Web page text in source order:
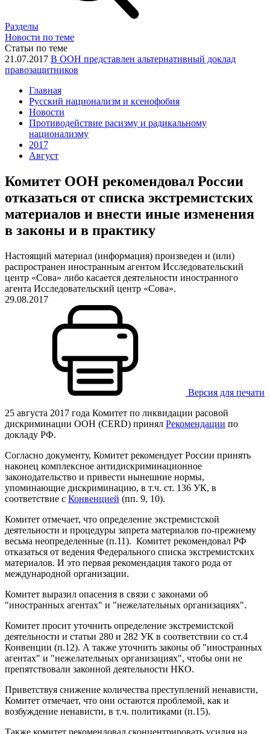
Разделы
Новости по теме
Статьи по теме
21.07.2017 В ООН представлен альтернативный доклад
правозащитников
Главная
Русский национализм и ксенофобия
Новости
Противодействие расизму и радикальному
национализму
2017
Август
Комитет ООН рекомендовал России
отказаться от списка экстремистских
материалов и внести иные изменения
в законы и в практику
Настоящий материал (информация) произведен и (или)
распространен иностранным агентом Исследовательский
центр «Сова» либо касается деятельности иностранного
агента Исследовательский центр «Сова».
29.08.2017
Версия для печати
25 августа 2017 года Комитет по ликвидации расовой
дискриминации ООН (CERD) принял Рекомендации по
докладу РФ.
Согласно документу, Комитет рекомендует России принять
наконец комплексное антидискриминационное
законодательство и привести нынешние нормы,
упоминающие дискриминацию, в т.ч. ст. 136 УК, в
соответствие с Конвенцией (пп. 9, 10).
Комитет отмечает, что определение экстремистской
деятельности и процедуры запрета материалов по-прежнему
весьма неопределенные (п.11). Комитет рекомендовал РФ
отказаться от ведения Федерального списка экстремистских
материалов. И это первая рекомендация такого рода от
международной организации.
Комитет выразил опасения в связи с законами об
"иностранных агентах" и "нежелательных организациях".
Комитет просит уточнить определение экстремистской
деятельности и статьи 280 и 282 УК в соответствии со ст.4
Конвенции (п.12). А также уточнить законы об "иностранных
агентах" и "нежелательных организациях", чтобы они не
препятствовали законной деятельности НКО.
Приветствуя снижение количества преступлений ненависти,
Комитет отмечает, что они остаются проблемой, как и
возбуждение ненависти, в т.ч. политиками (п.15).
Также комитет рекомендовал сконцентрировать усилия на